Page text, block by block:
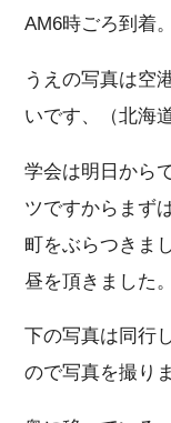
AM6時ごろ到着。
うえの写真は空
いです、（北海
学会は明日から
ツですからまず
町をぶらつきま
昼を頂きました。
下の写真は同行
ので写真を撮り